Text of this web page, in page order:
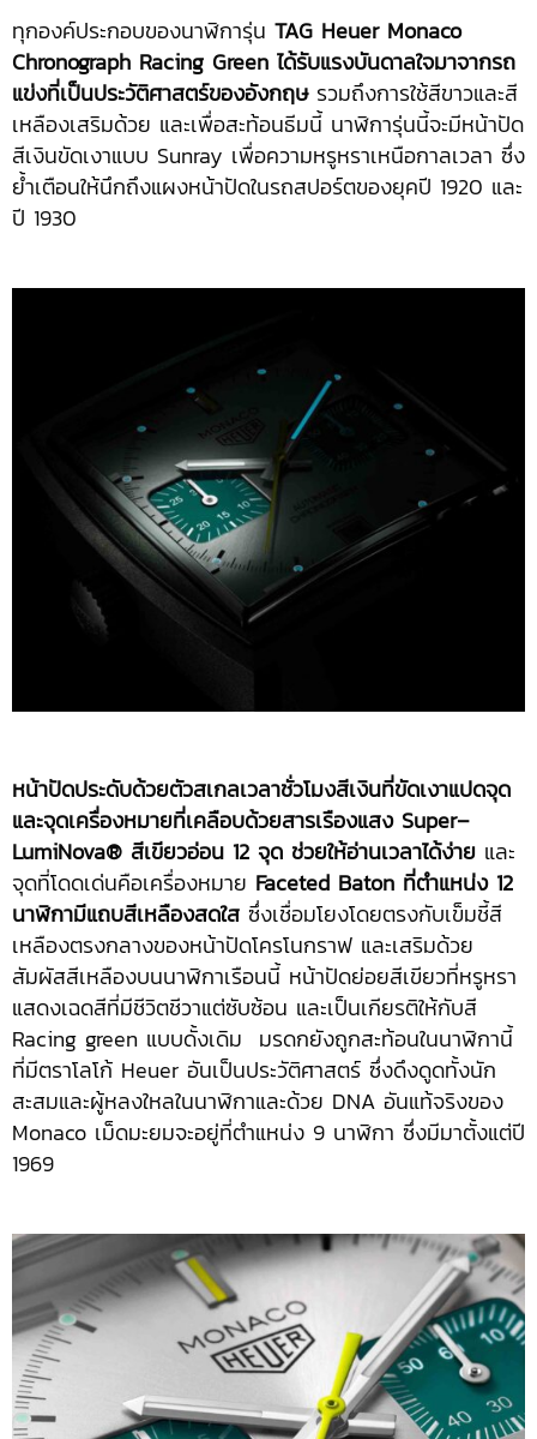
ทุกองค์ประกอบของนาฬิการุ่น TAG Heuer Monaco
Chronograph Racing Green ได้รับแรงบันดาลใจมาจากรถ
แข่งที่เป็นประวัติศาสตร์ของอังกฤษ รวมถึงการใช้สีขาวและสี
เหลืองเสริมด้วย และเพื่อสะท้อนธีมนี้ นาฬิการุ่นนี้จะมีหน้าปัด
สีเงินขัดเงาแบบ Sunray เพื่อความหรูหราเหนือกาลเวลา ซึ่ง
ย้ำเตือนให้นึกถึงแผงหน้าปัดในรถสปอร์ตของยุคปี 1920 และ
ปี 1930
หน้าปัดประดับด้วยตัวสเกลเวลาชั่วโมงสีเงินที่ขัดเงาแปดจุด
และจุดเครื่องหมายที่เคลือบด้วยสารเรืองแสง Super–
LumiNova® สีเขียวอ่อน 12 จุด ช่วยให้อ่านเวลาได้ง่าย และ
จุดที่โดดเด่นคือเครื่องหมาย Faceted Baton ที่ตำแหน่ง 12
นาฬิกามีแถบสีเหลืองสดใส ซึ่งเชื่อมโยงโดยตรงกับเข็มชี้สี
เหลืองตรงกลางของหน้าปัดโครโนกราฟ และเสริมด้วย
สัมผัสสีเหลืองบนนาฬิกาเรือนนี้ หน้าปัดย่อยสีเขียวที่หรูหรา
แสดงเฉดสีที่มีชีวิตชีวาแต่ซับซ้อน และเป็นเกียรติให้กับสี
Racing green แบบดั้งเดิม มรดกยังถูกสะท้อนในนาฬิกานี้
ที่มีตราโลโก้ Heuer อันเป็นประวัติศาสตร์ ซึ่งดึงดูดทั้งนัก
สะสมและผู้หลงใหลในนาฬิกาและด้วย DNA อันแท้จริงของ
Monaco เม็ดมะยมจะอยู่ที่ตำแหน่ง 9 นาฬิกา ซึ่งมีมาตั้งแต่ปี
1969